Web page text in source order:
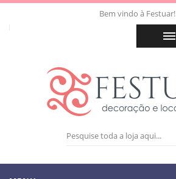
Bem vindo à Festuar!